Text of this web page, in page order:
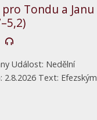
Tondu a Janu
Událost: Nedělní
Text: Efezským